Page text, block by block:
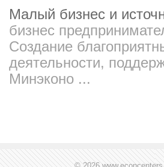
Малый бизнес и
бизнес
Создание
деятельности,
Минэконо ...